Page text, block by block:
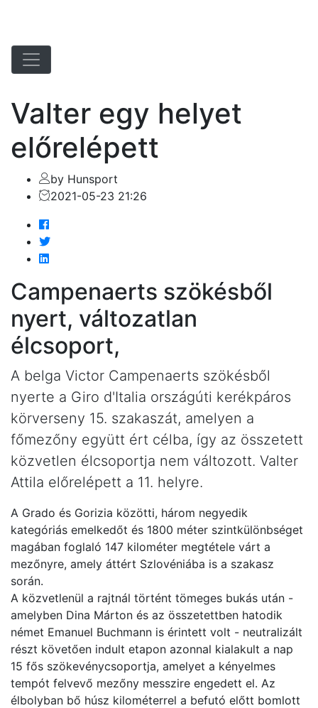
Valter egy helyet
előrelépett
by Hunsport
2021-05-23 21:26
Campenaerts szökésből
nyert, változatlan
élcsoport,
A belga Victor Campenaerts szökésből
nyerte a Giro d'Italia országúti kerékpáros
körverseny 15. szakaszát, amelyen a
főmezőny együtt ért célba, így az összetett
közvetlen élcsoportja nem változott. Valter
Attila előrelépett a 11. helyre.
A Grado és Gorizia közötti, három negyedik
kategóriás emelkedőt és 1800 méter szintkülönbséget
magában foglaló 147 kilométer megtétele várt a
mezőnyre, amely áttért Szlovéniába is a szakasz
során.
A közvetlenül a rajtnál történt tömeges bukás után -
amelyben Dina Márton és az összetettben hatodik
német Emanuel Buchmann is érintett volt - neutralizált
részt követően indult etapon azonnal kialakult a nap
15 fős szökevénycsoportja, amelyet a kényelmes
tempót felvevő mezőny messzire engedett el. Az
élbolyban bő húsz kilométerrel a befutó előtt bomlott